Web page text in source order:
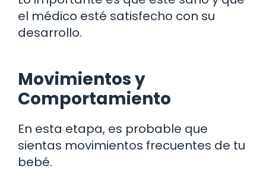
el médico esté satisfecho con su
desarrollo.
Movimientos y
Comportamiento
En esta etapa, es probable que
sientas movimientos frecuentes de tu
bebé.